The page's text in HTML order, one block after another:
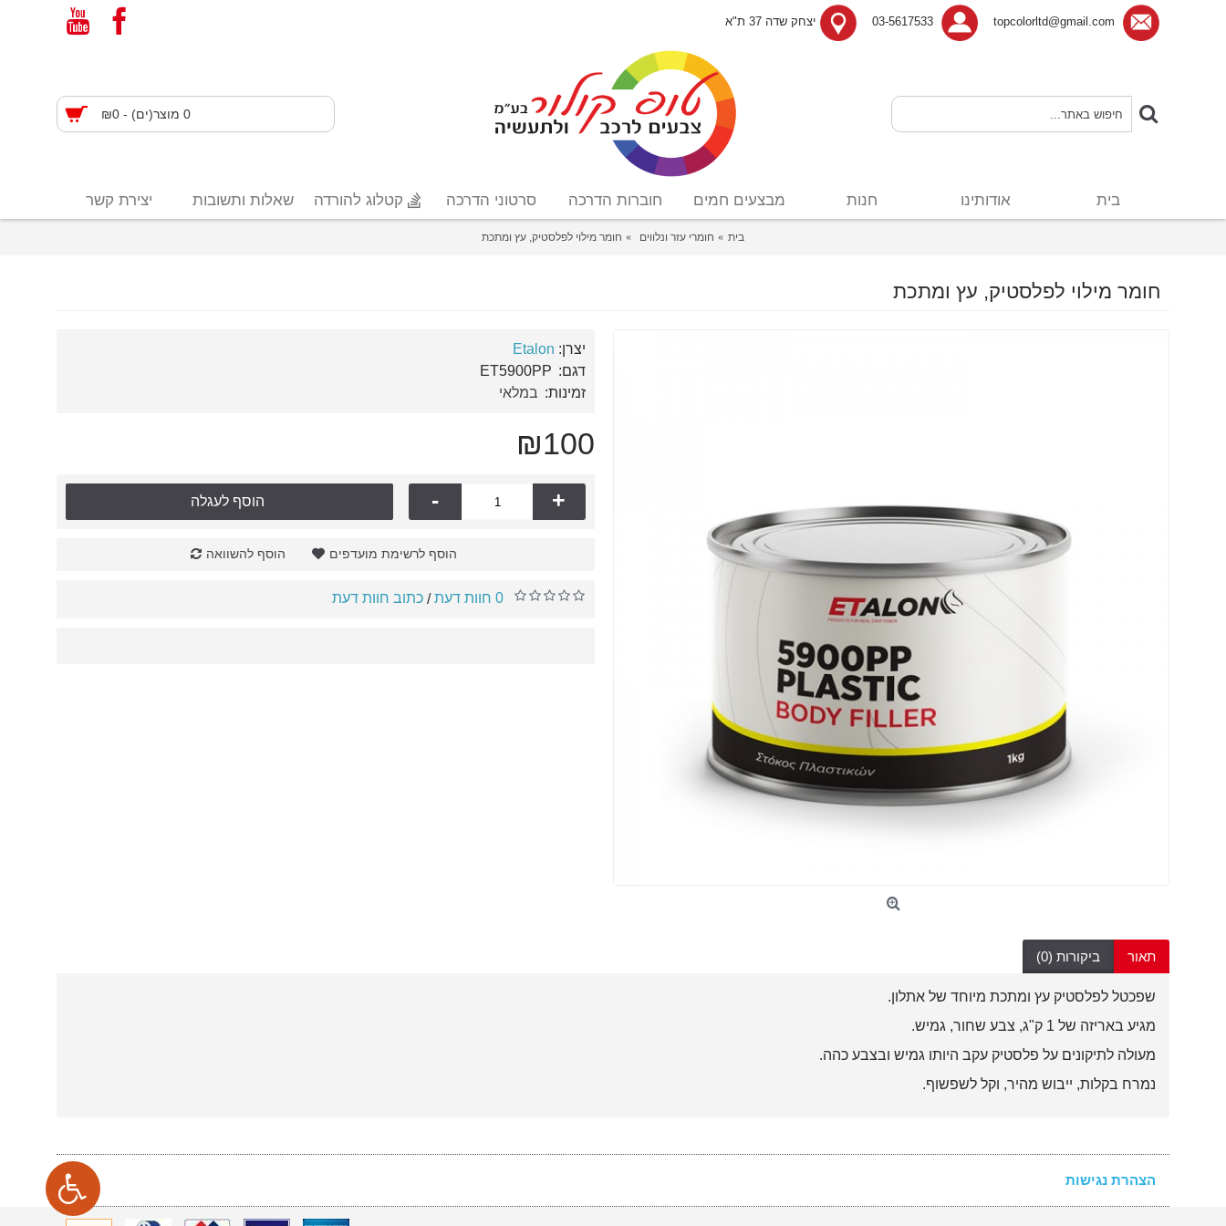
topcolorltd@gmail.com
03-5617533 יצחק שדה 37 ת"א
0 מוצר(ים) - ₪0
בית אודותינו חנות מבצעים חמים חוברות הדרכה סרטוני הדרכה קטלוג להורדה שאלות ותשובות יצירת קשר
בית חומרי עזר ונלווים חומר מילוי לפלסטיק, עץ ומתכת
חומר מילוי לפלסטיק, עץ ומתכת
יצרן: Etalon
דגם: ET5900PP
זמינות: במלאי
₪100
- + הוסף לעגלה
הוסף לרשימת מועדפים הוסף להשוואה
0 חוות דעת / כתוב חוות דעת
תאור ביקורות (0)
שפכטל לפלסטיק עץ ומתכת מיוחד של אתלון.
מגיע באריזה של 1 ק"ג, צבע שחור, גמיש.
מעולה לתיקונים על פלסטיק עקב היותו גמיש ובצבע כהה.
נמרח בקלות, ייבוש מהיר, וקל לשפשוף.
הצהרת נגישות